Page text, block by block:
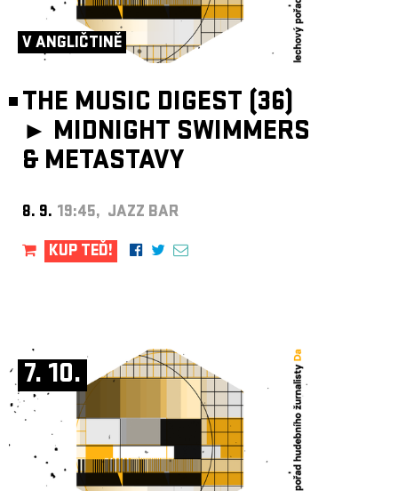
V ANGLIČTINĚ
THE MUSIC DIGEST (36)
► MIDNIGHT SWIMMERS
& METASTAVY
8. 9. 19:45, JAZZ BAR
KUP TEĎ!
7. 10.